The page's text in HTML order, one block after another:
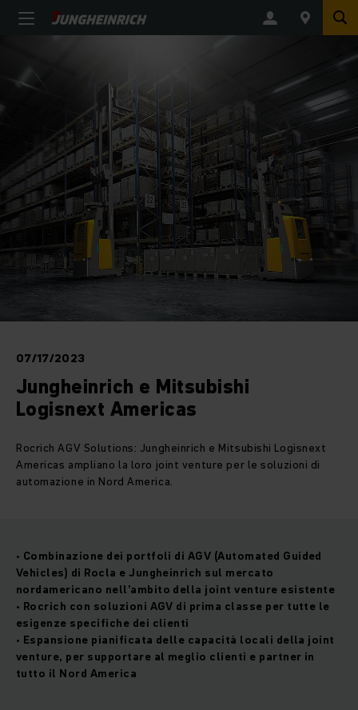
07/17/2023
Jungheinrich e Mitsubishi
Logisnext Americas
Rocrich AGV Solutions: Jungheinrich e Mitsubishi Logisnext
Americas ampliano la loro joint venture per le soluzioni di
automazione in Nord America.
• Combinazione dei portfoli di AGV (Automated Guided
Vehicles) di Rocla e Jungheinrich sul mercato
nordamericano nell’ambito della joint venture esistente
• Rocrich con soluzioni AGV di prima classe per tutte le
esigenze specifiche dei clienti
• Espansione pianificata delle capacità locali della joint
venture, per supportare al meglio clienti e partner in
tutto il Nord America